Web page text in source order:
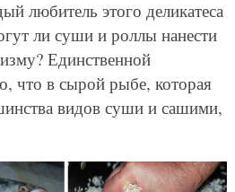
любитель этого деликатеса
ли суши и роллы нанести
Единственной
что в сырой рыбе, которая
видов суши и сашими,